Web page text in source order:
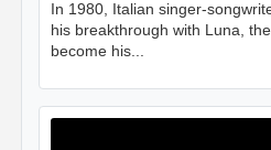
In 1980, Italian singer-
his breakthrough with Luna,
become his...